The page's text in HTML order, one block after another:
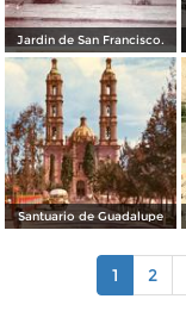
Jardin de San Francisco.
Santuario de Guadalupe
1 2